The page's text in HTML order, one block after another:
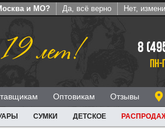
и МО? Да, всё верно Нет,
лет! 8
ПН-
Оптовикам Отзывы
СУМКИ ДЕТСКОЕ